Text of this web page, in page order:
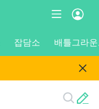
잡담소 배틀그라